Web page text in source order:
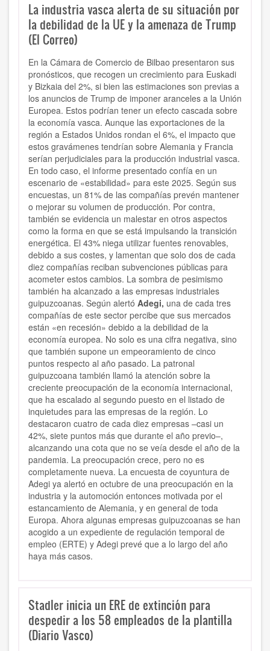
La industria vasca alerta de su situación por
la debilidad de la UE y la amenaza de Trump
(El Correo)
En la Cámara de Comercio de Bilbao presentaron sus
pronósticos, que recogen un crecimiento para Euskadi
y Bizkaia del 2%, si bien las estimaciones son previas a
los anuncios de Trump de imponer aranceles a la Unión
Europea. Estos podrían tener un efecto cascada sobre
la economía vasca. Aunque las exportaciones de la
región a Estados Unidos rondan el 6%, el impacto que
estos gravámenes tendrían sobre Alemania y Francia
serían perjudiciales para la producción industrial vasca.
En todo caso, el informe presentado confía en un
escenario de «estabilidad» para este 2025. Según sus
encuestas, un 81% de las compañías prevén mantener
o mejorar su volumen de producción. Por contra,
también se evidencia un malestar en otros aspectos
como la forma en que se está impulsando la transición
energética. El 43% niega utilizar fuentes renovables,
debido a sus costes, y lamentan que solo dos de cada
diez compañías reciban subvenciones públicas para
acometer estos cambios. La sombra de pesimismo
también ha alcanzado a las empresas industriales
guipuzcoanas. Según alertó Adegi, una de cada tres
compañías de este sector percibe que sus mercados
están «en recesión» debido a la debilidad de la
economía europea. No solo es una cifra negativa, sino
que también supone un empeoramiento de cinco
puntos respecto al año pasado. La patronal
guipuzcoana también llamó la atención sobre la
creciente preocupación de la economía internacional,
que ha escalado al segundo puesto en el listado de
inquietudes para las empresas de la región. Lo
destacaron cuatro de cada diez empresas –casi un
42%, siete puntos más que durante el año previo–,
alcanzando una cota que no se veía desde el año de la
pandemia. La preocupación crece, pero no es
completamente nueva. La encuesta de coyuntura de
Adegi ya alertó en octubre de una preocupación en la
industria y la automoción entonces motivada por el
estancamiento de Alemania, y en general de toda
Europa. Ahora algunas empresas guipuzcoanas se han
acogido a un expediente de regulación temporal de
empleo (ERTE) y Adegi prevé que a lo largo del año
haya más casos.
Stadler inicia un ERE de extinción para
despedir a los 58 empleados de la plantilla
(Diario Vasco)